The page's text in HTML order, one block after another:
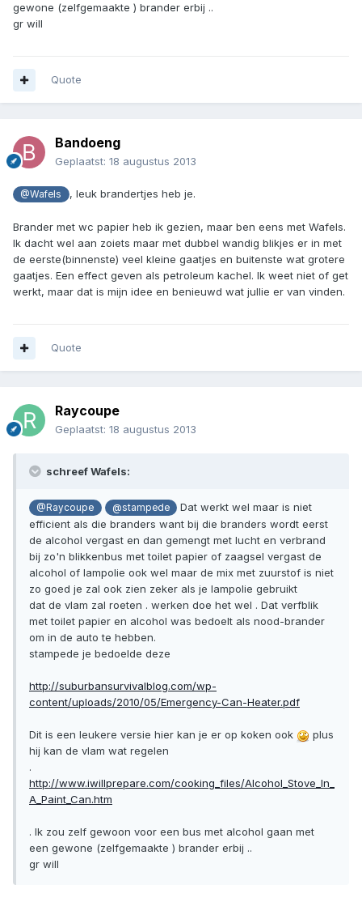
gewone (zelfgemaakte ) brander erbij ..
gr will
Quote
Bandoeng
Geplaatst: 18 augustus 2013
@Wafels , leuk brandertjes heb je.
Brander met wc papier heb ik gezien, maar ben eens met Wafels.
Ik dacht wel aan zoiets maar met dubbel wandig blikjes er in met
de eerste(binnenste) veel kleine gaatjes en buitenste wat grotere
gaatjes. Een effect geven als petroleum kachel. Ik weet niet of get
werkt, maar dat is mijn idee en benieuwd wat jullie er van vinden.
Quote
Raycoupe
Geplaatst: 18 augustus 2013
schreef Wafels:
@Raycoupe @stampede
Dat werkt wel maar is niet
efficient als die branders want bij die branders wordt eerst
de alcohol vergast en dan gemengt met lucht en verbrand
bij zo'n blikkenbus met toilet papier of zaagsel vergast de
alcohol of lampolie ook wel maar de mix met zuurstof is niet
zo goed je zal ook zien zeker als je lampolie gebruikt
dat de vlam zal roeten . werken doe het wel . Dat verfblik
met toilet papier en alcohol was bedoelt als nood-brander
om in de auto te hebben.
stampede je bedoelde deze
http://suburbansurvivalblog.com/wp-
content/uploads/2010/05/Emergency-Can-Heater.pdf
Dit is een leukere versie hier kan je er op koken ook
plus
hij kan de vlam wat regelen
.
http://www.iwillprepare.com/cooking_files/Alcohol_Stove_In_
A_Paint_Can.htm
. Ik zou zelf gewoon voor een bus met alcohol gaan met
een gewone (zelfgemaakte ) brander erbij ..
gr will